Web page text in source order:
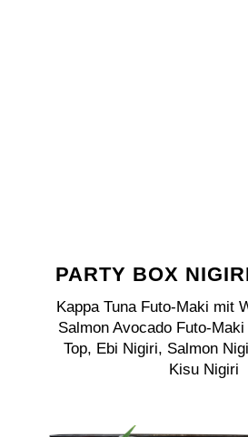
PARTY BOX
Kappa Tuna Futo-Maki mit
Salmon Avocado Futo-
Top, Ebi Nigiri, Salmon
Kisu Nigiri